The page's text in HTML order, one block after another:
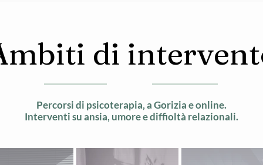
di
Percorsi di psicoterapia, a Gorizia e online.
Interventi su ansia, umore e diffioltà relazionali.